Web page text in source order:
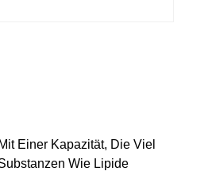
Einer Kapazität, Die Viel
Wie Lipide